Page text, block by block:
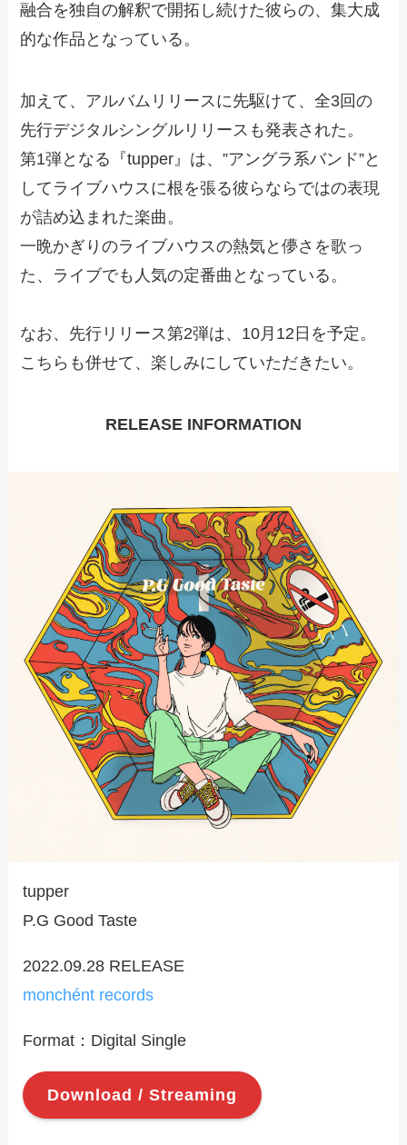
融合を独自の解釈で開拓し続けた彼らの、集大成
的な作品となっている。
加えて、アルバムリリースに先駆けて、全3回の
先行デジタルシングルリリースも発表された。
第1弾となる『tupper』は、”アングラ系バンド”と
してライブハウスに根を張る彼らならではの表現
が詰め込まれた楽曲。
一晩かぎりのライブハウスの熱気と儚さを歌っ
た、ライブでも人気の定番曲となっている。
なお、先行リリース第2弾は、10月12日を予定。
こちらも併せて、楽しみにしていただきたい。
RELEASE INFORMATION
tupper
P.G Good Taste
2022.09.28 RELEASE
monchént records
Format：Digital Single
Download / Streaming